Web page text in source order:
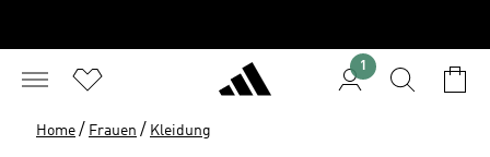
1
Home / Frauen / Kleidung